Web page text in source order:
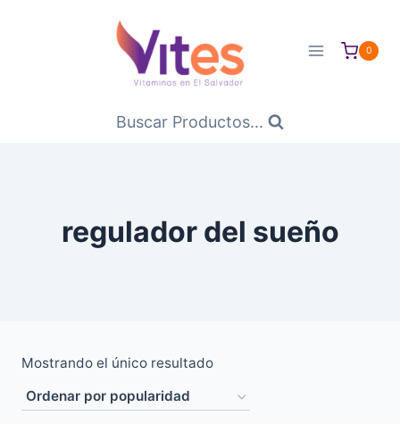
0
Buscar Productos...
regulador del sueño
Mostrando el único resultado